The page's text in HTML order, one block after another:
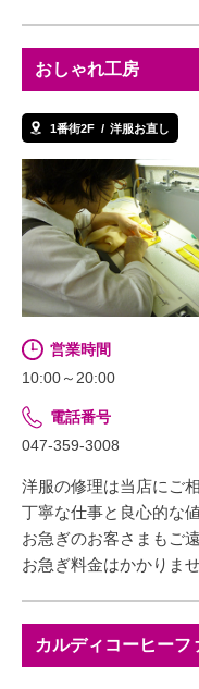
おしゃれ工房
1番街2F 洋服お直し
営業時間
10:00～20:00
電話番号
047-359-3008
洋服の修理は当店にご
丁寧な仕事と良心的な
お急ぎのお客さまもご
お急ぎ料金はかかりませ
カルディコーヒーフ